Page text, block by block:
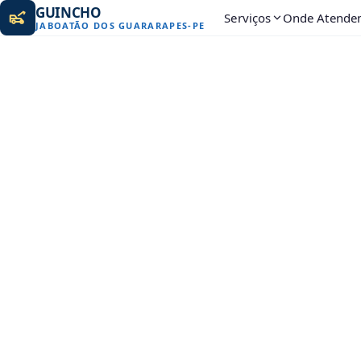
GUINCHO
JABOATÃO DOS GUARARAPES- PE Serviços Onde